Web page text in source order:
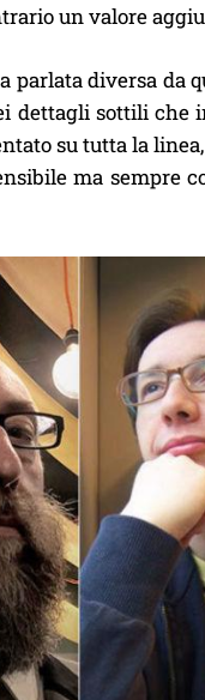
un valore
diversa da
dettagli sottili
su tutta la
ma sempre